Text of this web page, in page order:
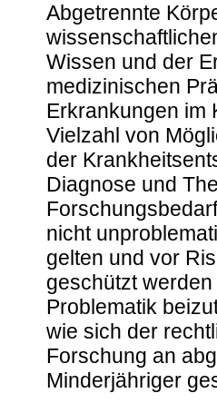
Abgetrennte
Wissen und der
medizinischen
Erkrankungen im
Vielzahl von
der
Diagnose und
nicht
gelten und vor
geschützt
Problematik
wie sich der
Forschung an
Minderjähriger